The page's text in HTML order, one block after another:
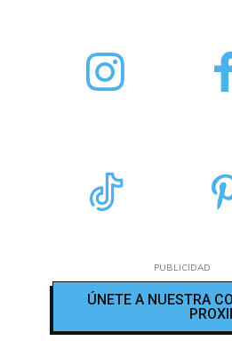
PUBLICIDAD
ÚNETE A NUESTRA